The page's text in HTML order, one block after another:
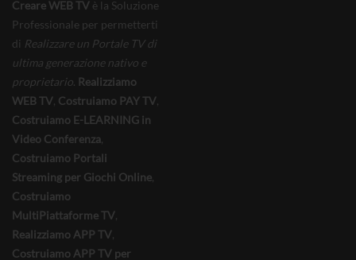
Creare WEB TV è la Soluzione
Professionale per permetterti
di Realizzare un Portale TV di
ultima generazione nativo e
proprietario. Realizziamo
WEB TV, Costruiamo PAY TV,
Costruiamo E-LEARNING in
Video Conferenza,
Costruiamo Portali
Streaming per Giochi Online,
Costruiamo
MultiPiattaforme TV,
Realizziamo APP TV,
Costruiamo APP TV per